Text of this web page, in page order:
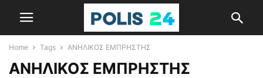
Home Tags ΑΝΗΛΙΚΟΣ ΕΜΠΡΗΣΤΗΣ
ΑΝΗΛΙΚΟΣ ΕΜΠΡΗΣΤΗΣ